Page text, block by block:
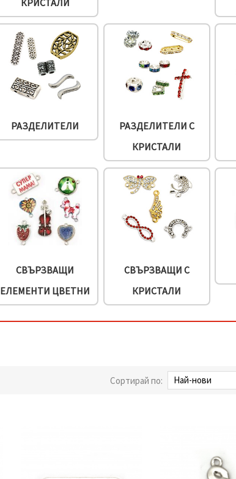
КРИСТАЛИ
РАЗДЕЛИТЕЛИ
РАЗДЕЛИТЕЛИ С
КРИСТАЛИ
СВЪРЗВАЩИ
ЕЛЕМЕНТИ ЦВЕТНИ
СВЪРЗВАЩИ С
КРИСТАЛИ
Сортирай по: